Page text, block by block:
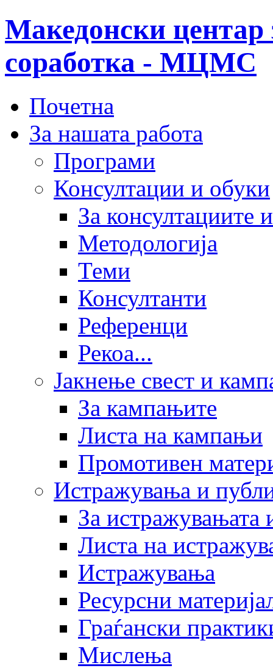
Македонски центар
соработка - МЦМС
Почетна
За нашата работа
Програми
Консултации и обуки
За консултациите
Методологија
Теми
Консултанти
Референци
Рекоа...
Јакнење свест и
За кампањите
Листа на кампањи
Промотивен
Истражувања и
За истражувањата
Листа на
Истражувања
Ресурсни
Граѓански
Мислења